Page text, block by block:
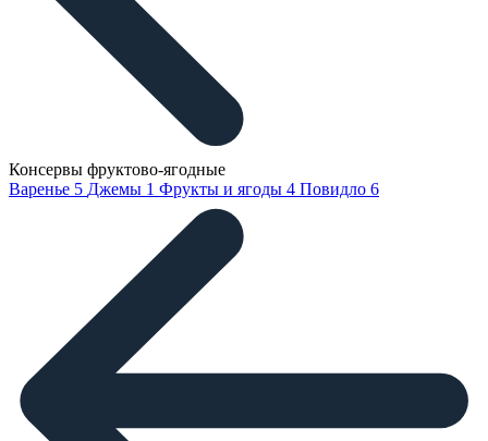
Консервы фруктово-ягодные
Варенье 5 Джемы 1 Фрукты и ягоды 4 Повидло 6